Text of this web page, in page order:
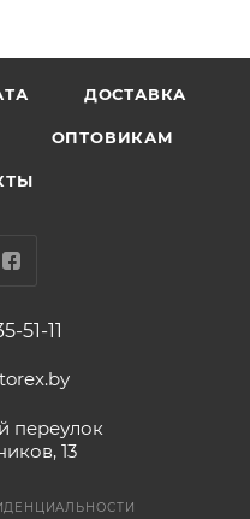
ДОСТАВКА
ОПТОВИКАМ
51-11
переулок
13